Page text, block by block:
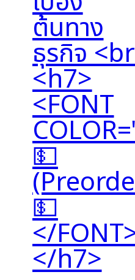
ต้นทาง
ธุรกิจ
<h7>
<FONT
💵
💵
</
</h7>